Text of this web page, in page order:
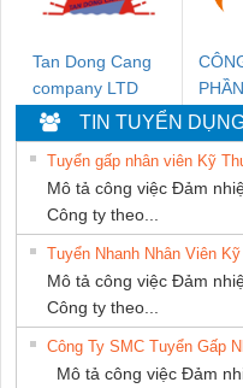
Tan Dong Cang
company LTD
TIẾN
TIN TUYỂN DỤNG
Tuyển gấp nhân viên Kỹ
Mô tả công việc Đảm
Công ty theo...
Tuyển Nhanh Nhân Viên
Mô tả công việc Đảm
Công ty theo...
Công Ty SMC Tuyển Gấp
Mô tả công việc Đảm